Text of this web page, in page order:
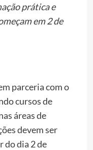
prática e
em 2 de
parceria com o
cursos de
áreas de
devem ser
do dia 2 de